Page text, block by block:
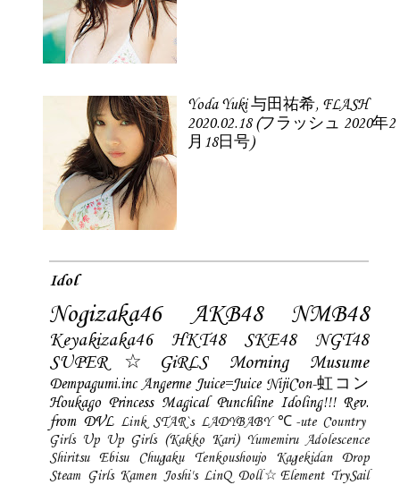
Yoda Yuki 与田祐希, FLASH
2020.02.18 (フラッシュ 2020年2
月18日号)
Idol
Nogizaka46 AKB48 NMB48
Keyakizaka46 HKT48 SKE48
NGT48
SUPER☆GiRLS
Morning Musume
Dempagumi.inc Angerme Juice=Juice NijiCon-虹コン
Houkago Princess Magical Punchline Idoling!!! Rev.
from DVL Link STAR`s LADYBABY ℃-ute Country
Girls Up Up Girls (Kakko Kari) Yumemiru Adolescence
Shiritsu Ebisu Chugaku
Tenkoushoujo Kagekidan
Drop
Steam Girls Kamen Joshi's LinQ Doll☆Element TrySail